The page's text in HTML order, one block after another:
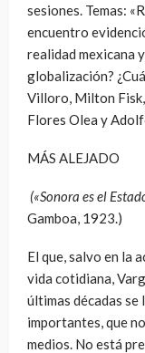
sesiones. Temas:
encuentro
realidad mexicana
globalización?
Villoro, Milton
Flores Olea y
MÁS ALEJADO
(«Sonora es el
Gamboa, 1923.)
El que, salvo en la
vida cotidiana,
últimas décadas se
importantes, que
medios. No está